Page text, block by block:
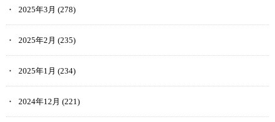
2025年3月 (278)
2025年2月 (235)
2025年1月 (234)
2024年12月 (221)